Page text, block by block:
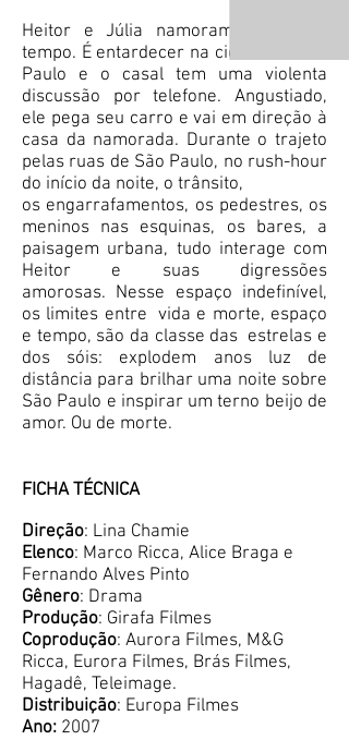
Heitor e Júlia namoram há algum
tempo. É entardecer na cidade de São
Paulo e o casal tem uma violenta
discussão por telefone. Angustiado,
ele pega seu carro e vai em direção à
casa da namorada. Durante o trajeto
pelas ruas de São Paulo, no rush-hour
do início da noite, o trânsito,
os engarrafamentos, os pedestres, os
meninos nas esquinas, os bares, a
paisagem urbana, tudo interage com
Heitor e suas digressões
amorosas. Nesse espaço indefinível,
os limites entre vida e morte, espaço
e tempo, são da classe das estrelas e
dos sóis: explodem anos luz de
distância para brilhar uma noite sobre
São Paulo e inspirar um terno beijo de
amor. Ou de morte.
FICHA TÉCNICA
Direção: Lina Chamie
Elenco: Marco Ricca, Alice Braga e
Fernando Alves Pinto
Gênero: Drama
Produção: Girafa Filmes
Coprodução: Aurora Filmes, M&G
Ricca, Eurora Filmes, Brás Filmes,
Hagadê, Teleimage.
Distribuição: Europa Filmes
Ano: 2007